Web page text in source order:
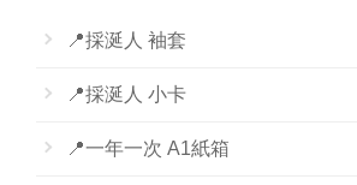
📍採涎人 袖套
📍採涎人 小卡
📍一年一次 A1紙箱